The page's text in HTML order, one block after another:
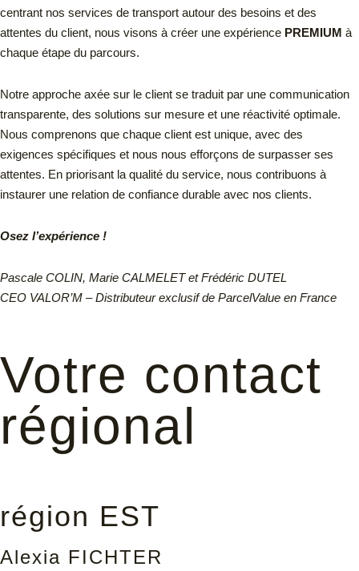
centrant nos services de transport autour des besoins et des
attentes du client, nous visons à créer une expérience PREMIUM à
chaque étape du parcours.
Notre approche axée sur le client se traduit par une communication
transparente, des solutions sur mesure et une réactivité optimale.
Nous comprenons que chaque client est unique, avec des
exigences spécifiques et nous nous efforçons de surpasser ses
attentes. En priorisant la qualité du service, nous contribuons à
instaurer une relation de confiance durable avec nos clients.
Osez l’expérience !
Pascale COLIN, Marie CALMELET et Frédéric DUTEL
CEO VALOR’M – Distributeur exclusif de ParcelValue en France
Votre contact
régional
région EST
Alexia FICHTER